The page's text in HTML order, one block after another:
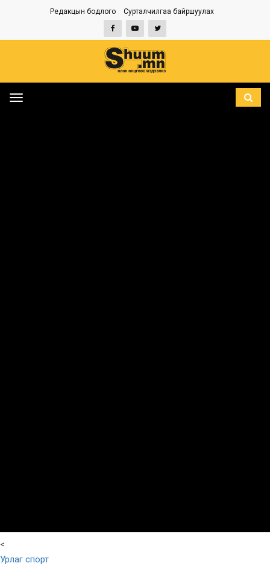
Редакцын бодлого Сурталчилгаа байршуулах
Toggle
<
Урлаг спорт